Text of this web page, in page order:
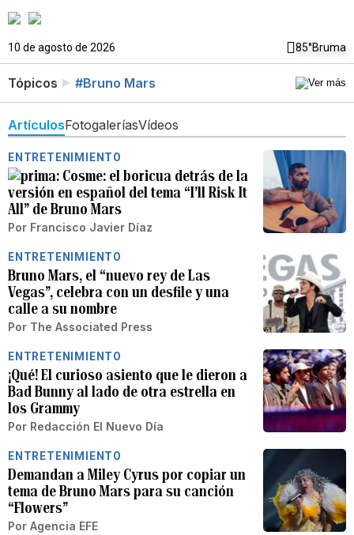
10 de agosto de 2026 85°Bruma
Tópicos #Bruno Mars
ArtículosFotogaleríasVídeos
ENTRETENIMIENTO
Cosme: el boricua detrás de la
versión en español del tema “I’ll Risk It
All” de Bruno Mars
Por Francisco Javier Díaz
ENTRETENIMIENTO
Bruno Mars, el “nuevo rey de Las
Vegas”, celebra con un desfile y una
calle a su nombre
Por The Associated Press
ENTRETENIMIENTO
¡Qué! El curioso asiento que le dieron a
Bad Bunny al lado de otra estrella en
los Grammy
Por Redacción El Nuevo Día
ENTRETENIMIENTO
Demandan a Miley Cyrus por copiar un
tema de Bruno Mars para su canción
“Flowers”
Por Agencia EFE